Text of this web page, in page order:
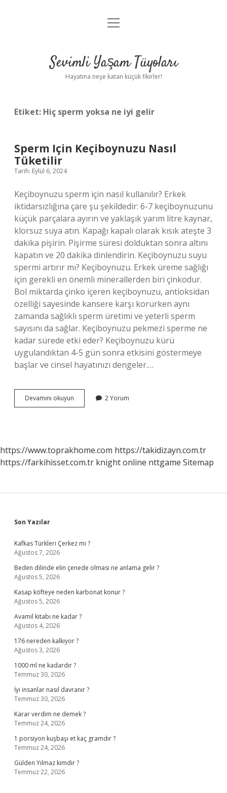
Anasayfa
Yasal Uyarı
menüyü
Sevimli Yaşam Tüyoları
Hayatına neşe katan küçük fikirler!
Etiket: Hiç sperm yoksa ne iyi gelir
Sperm Için Keçiboynuzu Nasıl
Tüketilir
Tarih: Eylül 6, 2024
Keçiboynuzu sperm için nasıl kullanılır? Erkek
iktidarsızlığına çare şu şekildedir: 6-7 keçiboynuzunu
küçük parçalara ayırın ve yaklaşık yarım litre kaynar,
klorsuz suya atın. Kapağı kapalı olarak kısık ateşte 3
dakika pişirin. Pişirme süresi dolduktan sonra altını
kapatın ve 20 dakika dinlendirin. Keçiboynuzu suyu
spermi artırır mı? Keçiboynuzu. Erkek üreme sağlığı
için gerekli en önemli minerallerden biri çinkodur.
Bol miktarda çinko içeren keçiboynuzu, antioksidan
özelliği sayesinde kansere karşı korurken aynı
zamanda sağlıklı sperm üretimi ve yeterli sperm
sayısını da sağlar. Keçiboynuzu pekmezi sperme ne
kadar sürede etki eder? Keçiboynuzu kürü
uygulandıktan 4-5 gün sonra etkisini göstermeye
başlar ve cinsel hayatınızı dengeler.…
Devamını okuyun
Için
2 Yorum
https://www.toprakhome.com https://takidizayn.com.tr
https://farkihisset.com.tr knight online nttgame Sitemap
Sidebar
Son Yazılar
Kafkas Türkleri Çerkez mi ?
Ağustos 7, 2026
Beden dilinde elin çenede olması ne anlama gelir ?
Ağustos 5, 2026
Kasap köfteye neden karbonat konur ?
Ağustos 5, 2026
Avamil kitabı ne kadar ?
Ağustos 4, 2026
176 nereden kalkıyor ?
Ağustos 3, 2026
1000 ml ne kadardır ?
Temmuz 30, 2026
İyi insanlar nasıl davranır ?
Temmuz 30, 2026
Karar verdim ne demek ?
Temmuz 24, 2026
1 porsiyon kuşbaşı et kaç gramdır ?
Temmuz 24, 2026
Gülden Yılmaz kimdir ?
Temmuz 22, 2026